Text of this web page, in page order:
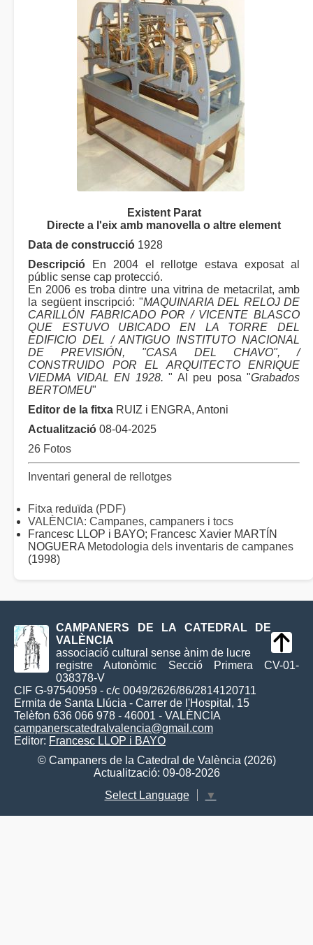
Existent Parat
Directe a l'eix amb manovella o altre element
Data de construcció 1928
Descripció En 2004 el rellotge estava exposat al
públic sense cap protecció.
En 2006 es troba dintre una vitrina de metacrilat, amb
la següent inscripció: "MAQUINARIA DEL RELOJ DE
CARILLÓN FABRICADO POR / VICENTE BLASCO
QUE ESTUVO UBICADO EN LA TORRE DEL
EDIFICIO DEL / ANTIGUO INSTITUTO NACIONAL
DE PREVISIÓN, "CASA DEL CHAVO", /
CONSTRUIDO POR EL ARQUITECTO ENRIQUE
VIEDMA VIDAL EN 1928. " Al peu posa "Grabados
BERTOMEU"
Editor de la fitxa RUIZ i ENGRA, Antoni
Actualització 08-04-2025
26 Fotos
Inventari general de rellotges
Fitxa reduïda (PDF)
VALÈNCIA: Campanes, campaners i tocs
Francesc LLOP i BAYO; Francesc Xavier MARTÍN
NOGUERA Metodologia dels inventaris de campanes
(1998)
CAMPANERS DE LA CATEDRAL DE
VALÈNCIA
associació cultural sense ànim de lucre
registre Autonòmic Secció Primera CV-01-
038378-V
CIF G-97540959 - c/c 0049/2626/86/2814120711
Ermita de Santa Llúcia - Carrer de l'Hospital, 15
Telèfon 636 066 978 - 46001 - VALÈNCIA
campanerscatedralvalencia@gmail.com
Editor: Francesc LLOP i BAYO
© Campaners de la Catedral de València (2026)
Actualització: 09-08-2026
Select Language
▼